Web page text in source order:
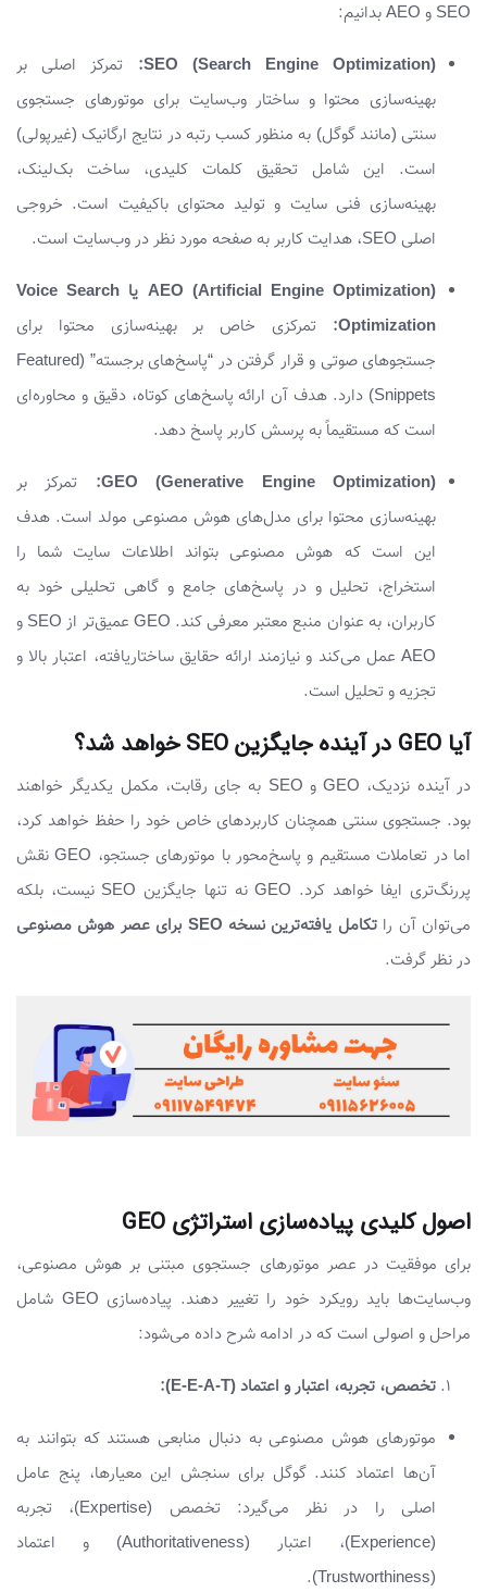
SEO و AEO بدانیم:
SEO (Search Engine Optimization):
تمرکز اصلی بر
بهینه‌سازی محتوا و ساختار وب‌سایت برای موتورهای جستجوی
سنتی (مانند گوگل) به منظور کسب رتبه در نتایج ارگانیک (غیرپولی)
است. این شامل تحقیق کلمات کلیدی، ساخت بک‌لینک،
بهینه‌سازی فنی سایت و تولید محتوای باکیفیت است. خروجی
اصلی SEO، هدایت کاربر به صفحه مورد نظر در وب‌سایت است.
AEO (Artificial Engine Optimization) یا Voice Search
Optimization:
تمرکزی خاص بر بهینه‌سازی محتوا برای
جستجوهای صوتی و قرار گرفتن در “پاسخ‌های برجسته” (Featured
Snippets) دارد. هدف آن ارائه پاسخ‌های کوتاه، دقیق و محاوره‌ای
است که مستقیماً به پرسش کاربر پاسخ دهد.
GEO (Generative Engine Optimization):
تمرکز بر
بهینه‌سازی محتوا برای مدل‌های هوش مصنوعی مولد است. هدف
این است که هوش مصنوعی بتواند اطلاعات سایت شما را
استخراج، تحلیل و در پاسخ‌های جامع و گاهی تحلیلی خود به
کاربران، به عنوان منبع معتبر معرفی کند. GEO عمیق‌تر از SEO و
AEO عمل می‌کند و نیازمند ارائه حقایق ساختاریافته، اعتبار بالا و
تجزیه و تحلیل است.
آیا GEO در آینده جایگزین SEO خواهد شد؟
در آینده نزدیک، GEO و SEO به جای رقابت، مکمل یکدیگر خواهند
بود. جستجوی سنتی همچنان کاربردهای خاص خود را حفظ خواهد کرد،
اما در تعاملات مستقیم و پاسخ‌محور با موتورهای جستجو، GEO نقش
پررنگ‌تری ایفا خواهد کرد. GEO نه تنها جایگزین SEO نیست، بلکه
می‌توان آن راتکامل یافته‌ترین نسخه SEO برای عصر هوش مصنوعی
در نظر گرفت.
اصول کلیدی پیاده‌سازی استراتژی GEO
برای موفقیت در عصر موتورهای جستجوی مبتنی بر هوش مصنوعی،
وب‌سایت‌ها باید رویکرد خود را تغییر دهند. پیاده‌سازی GEO شامل
مراحل و اصولی است که در ادامه شرح داده می‌شود:
تخصص، تجربه، اعتبار و اعتماد (E-E-A-T):
موتورهای هوش مصنوعی به دنبال منابعی هستند که بتوانند به
آن‌ها اعتماد کنند. گوگل برای سنجش این معیارها، پنج عامل
اصلی را در نظر می‌گیرد: تخصص (Expertise)، تجربه
(Experience)، اعتبار (Authoritativeness) و اعتماد
(Trustworthiness).